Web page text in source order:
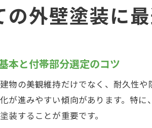
の外壁塗装に
本と付帯部分選定のコツ
物の美観維持だけでなく、耐久性
が進みやすい傾向があります。特
装することが重要です。